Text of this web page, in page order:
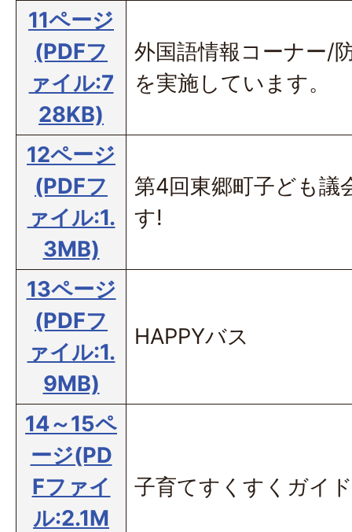
11ページ
(PDFフ
ァイル:7
28KB)
外国語情報コーナー/
を実施しています。
12ページ
(PDFフ
ァイル:1.
3MB)
第4回東郷町子ども議
す!
13ページ
(PDFフ
ァイル:1.
9MB)
HAPPYバス
14～15ペ
ージ(PD
Fファイ
ル:2.1M
子育てすくすくガイド